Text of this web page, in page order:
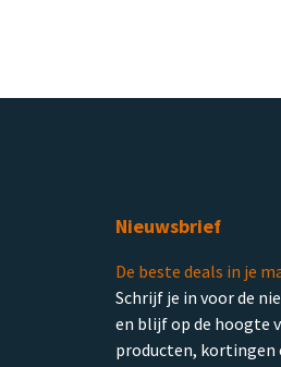
Nieuwsbrief
De beste deals in je
Schrijf je in voor de
en blijf op de hoogte
producten, kortingen